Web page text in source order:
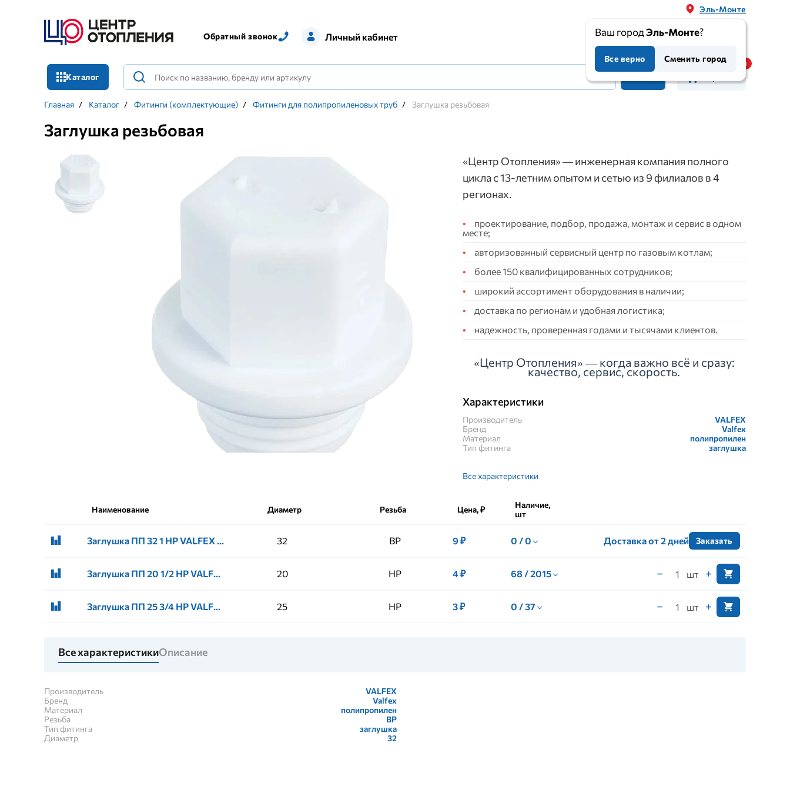
Эль-Монте
Ваш городЭль-Монте?
Все верно Сменить город
Обратный звонок Личный кабинет
Каталог
Главная / Каталог / Фитинги (комплектующие) / Фитинги для полипропиленовых труб / Заглушка резьбовая
Заглушка резьбовая
«Центр Отопления» — инженерная компания полного
цикла с 13-летним опытом и сетью из 9 филиалов в 4
регионах.
проектирование, подбор, продажа, монтаж и сервис в одном
месте;
авторизованный сервисный центр по газовым котлам;
более 150 квалифицированных сотрудников;
широкий ассортимент оборудования в наличии;
доставка по регионам и удобная логистика;
надежность, проверенная годами и тысячами клиентов.
«Центр Отопления» — когда важно всё и сразу:
качество, сервис, скорость.
Характеристики
Производитель
VALFEX
Бренд
Valfex
Материал
полипропилен
Тип фитинга
заглушка
Все характеристики
Наименование Диаметр Резьба Цена, ₽
Наличие,
шт
Заглушка ПП 32 1 НР VALFEX (120/480) 32 ВР 9 ₽ 0 / 0 Доставка от 2 дней Заказать
Заглушка ПП 20 1/2 НР VALFEX (250/1000) 20 НР 4 ₽ 68 / 2015 шт
Заглушка ПП 25 3/4 НР VALFEX (150/900) 25 НР 3 ₽ 0 / 37 шт
Все характеристикиОписание
Производитель
VALFEX
Бренд
Valfex
Материал
полипропилен
Резьба
ВР
Тип фитинга
заглушка
Диаметр
32